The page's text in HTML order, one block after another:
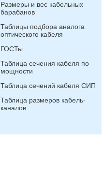
Размеры и вес кабельных
барабанов
Таблицы подбора аналога
оптического кабеля
ГОСТы
Таблица сечения кабеля по
мощности
Таблица сечений кабеля СИП
Таблица размеров кабель-
каналов